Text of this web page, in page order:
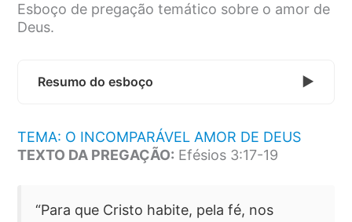
Esboço de pregação temático sobre o amor de
Deus.
Resumo do esboço
TEMA: O INCOMPARÁVEL AMOR DE DEUS
TEXTO DA PREGAÇÃO: Efésios 3:17-19
“Para que Cristo habite, pela fé, nos